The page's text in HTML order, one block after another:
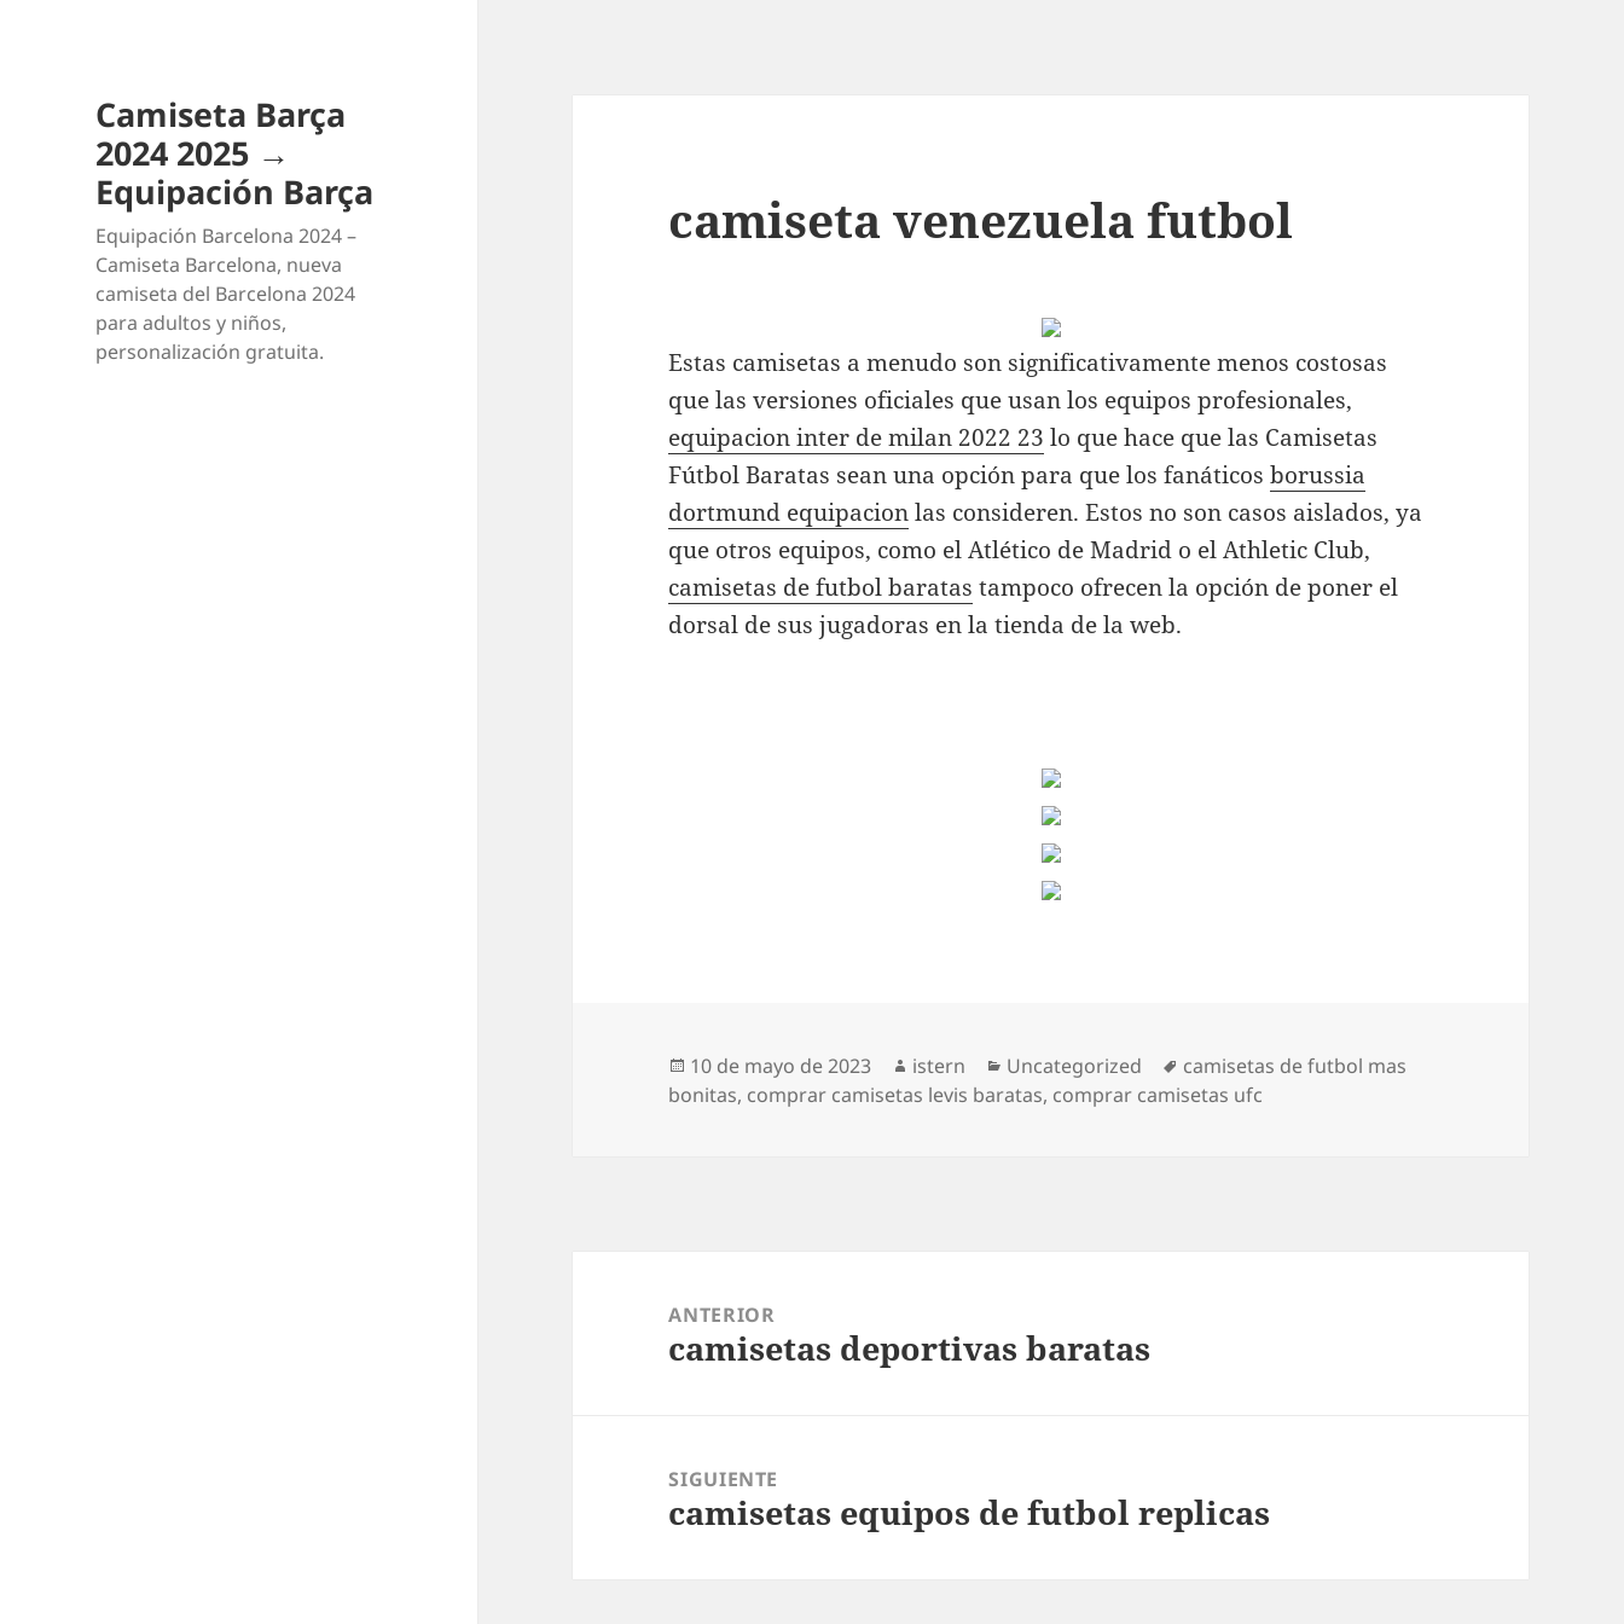
Camiseta Barça
2024 2025 →
Equipación Barça
Equipación Barcelona 2024 –
Camiseta Barcelona, nueva
camiseta del Barcelona 2024
para adultos y niños,
personalización gratuita.
camiseta venezuela futbol
Estas camisetas a menudo son significativamente menos costosas
que las versiones oficiales que usan los equipos profesionales,
equipacion inter de milan 2022 23 lo que hace que las Camisetas
Fútbol Baratas sean una opción para que los fanáticosborussia
dortmund equipacionlas consideren. Estos no son casos aislados, ya
que otros equipos, como el Atlético de Madrid o el Athletic Club,
camisetas de futbol baratas tampoco ofrecen la opción de poner el
dorsal de sus jugadoras en la tienda de la web.
Publicado
el
10 de mayo de 2023 Autor
istern Categorías
Uncategorized Etiquetas
camisetas de futbol mas
bonitas, comprar camisetas levis baratas, comprar camisetas ufc
entradas
ANTERIOR
Entrada
camisetas deportivas baratas
SIGUIENTE
Entrada
camisetas equipos de futbol replicas